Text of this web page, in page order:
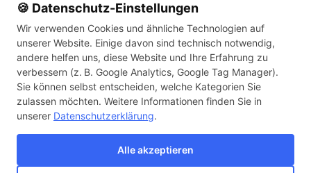
🍪 Datenschutz-Einstellungen
Wir verwenden Cookies und ähnliche Technologien auf
unserer Website. Einige davon sind technisch notwendig,
andere helfen uns, diese Website und Ihre Erfahrung zu
verbessern (z. B. Google Analytics, Google Tag Manager).
Sie können selbst entscheiden, welche Kategorien Sie
zulassen möchten. Weitere Informationen finden Sie in
unserer Datenschutzerklärung.
Alle akzeptieren
BMW
Z3
Roadster
1996/11-
2000/05
ccm,
142
KW,
193
PS